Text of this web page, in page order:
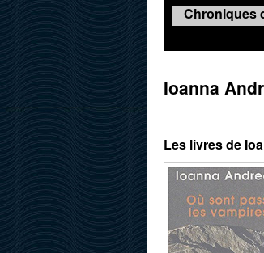
Chroniques
Ioanna
Les livres de